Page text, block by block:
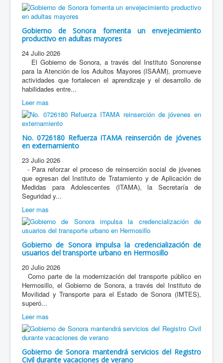
Gobierno de Sonora fomenta un envejecimiento
productivo en adultas mayores
24 Julio 2026
El Gobierno de Sonora, a través del Instituto Sonorense
para la Atención de los Adultos Mayores (ISAAM), promueve
actividades que fortalecen el aprendizaje y el desarrollo de
habilidades entre...
Leer mas
No. 0726180 Refuerza ITAMA reinserción de jóvenes
en externamiento
23 Julio 2026
- Para reforzar el proceso de reinserción social de jóvenes
que egresan del Instituto de Tratamiento y de Aplicación de
Medidas para Adolescentes (ITAMA), la Secretaría de
Seguridad y...
Leer mas
Gobierno de Sonora impulsa la credencialización de
usuarios del transporte urbano en Hermosillo
20 Julio 2026
Como parte de la modernización del transporte público en
Hermosillo, el Gobierno de Sonora, a través del Instituto de
Movilidad y Transporte para el Estado de Sonora (IMTES),
superó...
Leer mas
Gobierno de Sonora mantendrá servicios del Registro
Civil durante vacaciones de verano